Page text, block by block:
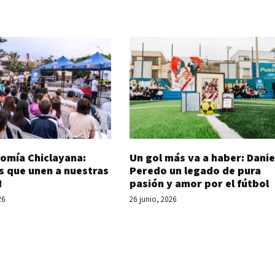
Chiclayana:
que unen a nuestras
Un gol más va a haber:
Peredo un legado de pura
pasión y amor por el fútbol
26 junio, 2026